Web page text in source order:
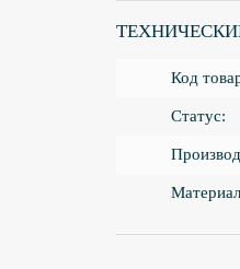
Код
Статус: